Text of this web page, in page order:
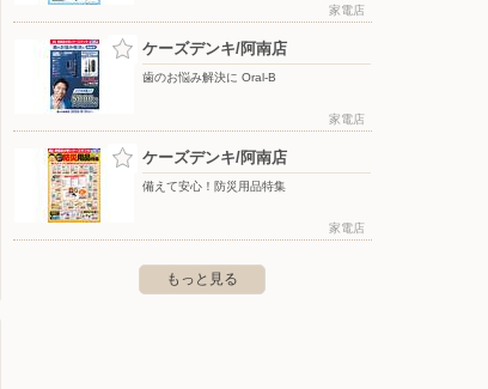
家電店
ケーズデンキ/阿南店
歯のお悩み解決に Oral-B
家電店
ケーズデンキ/阿南店
備えて安心！防災用品特集
家電店
もっと見る